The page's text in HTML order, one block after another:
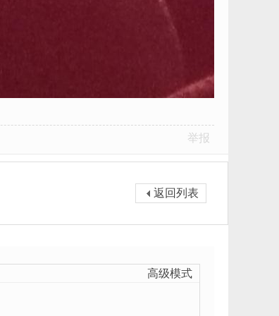
举报
返回列表
高级模式